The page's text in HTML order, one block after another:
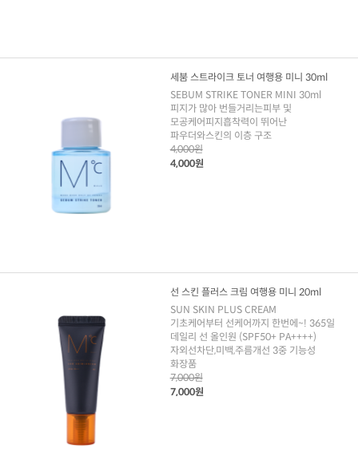
세붐 스트라이크 토너 여행용 미니 30ml
SEBUM STRIKE TONER MINI 30ml
피지가 많아 번들거리는피부 및
모공케어피지흡착력이 뛰어난
파우더와스킨의 이층 구조
4,000원
4,000원
선 스킨 플러스 크림 여행용 미니 20ml
SUN SKIN PLUS CREAM
기초케어부터 선케어까지 한번에~! 365일
데일리 선 올인원 (SPF50+ PA++++)
자외선차단,미백,주름개선 3중 기능성
화장품
7,000원
7,000원